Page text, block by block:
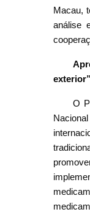
Macau,
análise
O